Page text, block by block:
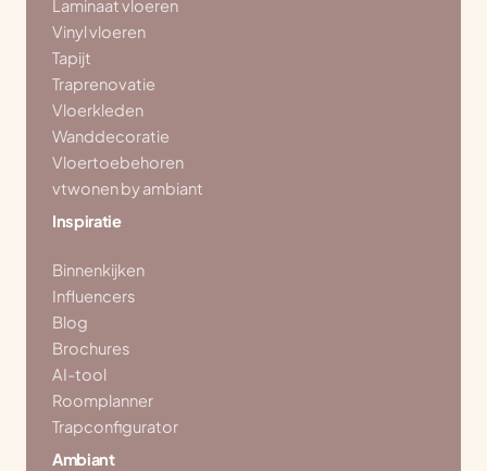
Laminaat vloeren
Vinyl vloeren
Tapijt
Traprenovatie
Vloerkleden
Wanddecoratie
Vloertoebehoren
vtwonen by ambiant
Inspiratie
Binnenkijken
Influencers
Blog
Brochures
AI-tool
Roomplanner
Trapconfigurator
Ambiant